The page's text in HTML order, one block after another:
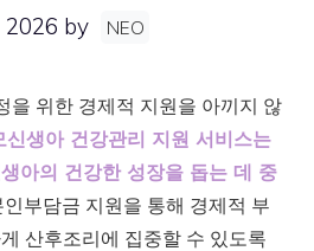
2026 by NEO
을 위한 경제적 지원을 아끼지 않
신생아 건강관리 지원 서비스는
아의 건강한 성장을 돕는 데 중
인부담금 지원을 통해 경제적 부
산후조리에 집중할 수 있도록